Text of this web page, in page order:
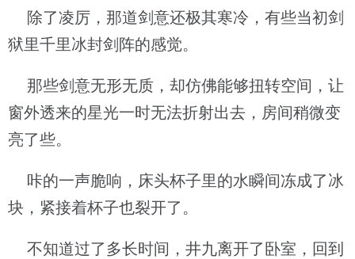
除了凌厉，那道剑意还极其寒冷，有些当初剑
狱里千里冰封剑阵的感觉。
那些剑意无形无质，却仿佛能够扭转空间，让
窗外透来的星光一时无法折射出去，房间稍微变
亮了些。
咔的一声脆响，床头杯子里的水瞬间冻成了冰
块，紧接着杯子也裂开了。
不知道过了多长时间，井九离开了卧室，回到